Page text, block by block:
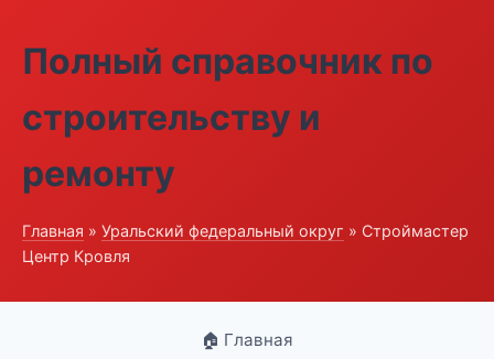
Полный справочник по
строительству и
ремонту
Главная » Уральский федеральный округ » Строймастер
Центр Кровля
🏠 Главная